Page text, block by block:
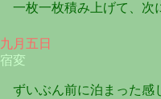
一枚一枚積み上げて、次
九月五日
宿変
ずいぶん前に泊まった感